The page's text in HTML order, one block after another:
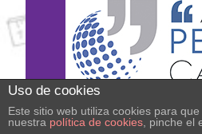
Uso de cookies
Este sitio web utiliza cookies para
nuestra política de cookies , pinche el